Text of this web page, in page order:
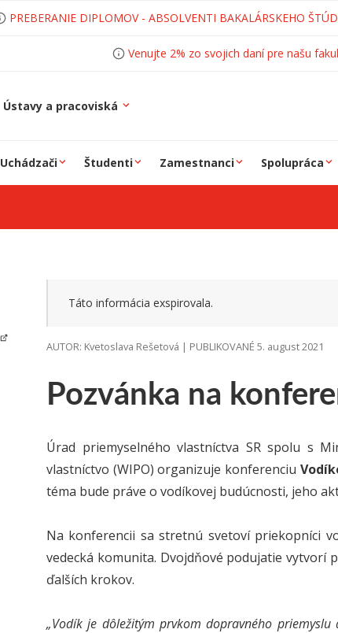
PREBERANIE DIPLOMOV - ABSOLVENTI BAKALÁRSKEHO
Venujte 2% zo svojich daní pre našu
Ústavy a pracoviská
Uchádzači Študenti Zamestnanci Spolupráca
Pozvánka na
Táto informácia exspirovala.
AUTOR: Kvetoslava Rešetová | PUBLIKOVANÉ 5. august 2021
Úrad priemyselného vlastníctva SR spolu s
vlastníctvo (WIPO) organizuje konferenciu
téma bude práve o vodíkovej budúcnosti, jeho
Na konferencii sa stretnú svetoví priekopníci
vedecká komunita. Dvojdňové podujatie vytvorí
ďalších krokov.
„Vodík je dôležitým prvkom dopravného